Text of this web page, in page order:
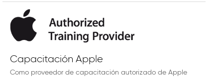
Capacitación Apple
Como proveedor de capacitación autorizado de Apple